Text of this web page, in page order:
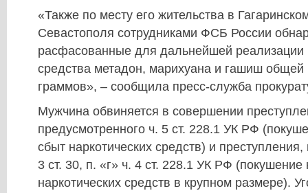
«Также по месту его жительства в
Севастополя сотрудниками ФСБ России
расфасованные для дальнейшей реализации
средства метадон, марихуана и гашиш общей
граммов», – сообщила пресс-служба
Мужчина обвиняется в совершении
предусмотренного ч. 5 ст. 228.1 УК РФ
сбыт наркотических средств) и
3 ст. 30, п. «г» ч. 4 ст. 228.1 УК РФ
наркотических средств в крупном размере).